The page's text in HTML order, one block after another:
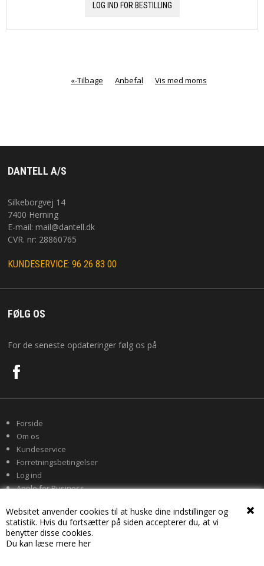
Websitet anvender cookies til at huske dine indstillinger og
statistik. Hvis du fortsætter på siden accepterer du, at vi
benytter disse cookies.
Du kan læse mere her
LOG IND FOR BESTILLING
«-Tilbage Anbefal Vis med moms
DANTELL A/S
Silkeborgvej 14
7400 Herning
E-mail: mail@dantell.dk
CVR. nr: 28860765
KUNDESERVICE: 96 26 83 00
FØLG OS
For de seneste opdateringer følg os på
Forside
Om os
Kundeservice
Forretningsbetingelser
Log ind
Apple for Business